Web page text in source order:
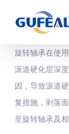
旋转轴承在使
滚道硬化层深
因，导致滚道
复措施，剥落
至旋转轴承及